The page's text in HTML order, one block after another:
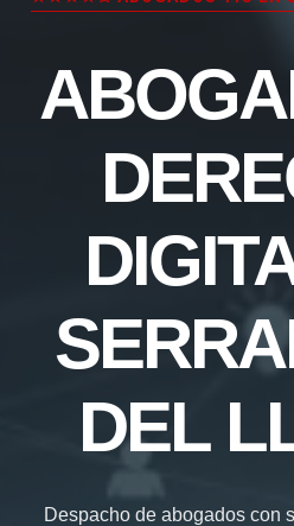
DEL
Despacho de abogados con